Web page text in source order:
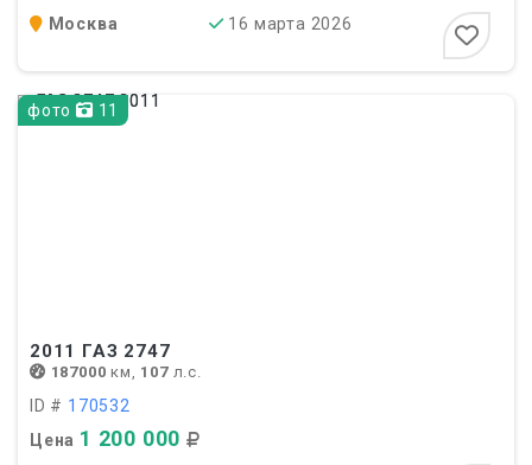
Москва 16 марта 2026
фото 11
2011 ГАЗ 2747
187000 км, 107л.с.
ID # 170532
Цена 1 200 000